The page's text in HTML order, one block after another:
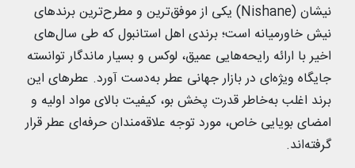
نیشان (Nishane) یکی از موفق‌ترین و مطرح‌ترین برندهای
نیش خاورمیانه است؛ برندی اهل استانبول که طی سال‌های
اخیر با ارائه رایحه‌هایی عمیق، لوکس و بسیار ماندگار توانسته
جایگاه ویژه‌ای در بازار جهانی عطر به‌دست آورد. عطرهای این
برند اغلب به‌خاطر قدرت پخش بو، کیفیت بالای مواد اولیه و
امضای بویایی خاص، مورد توجه علاقه‌مندان حرفه‌ای عطر قرار
گرفته‌اند.